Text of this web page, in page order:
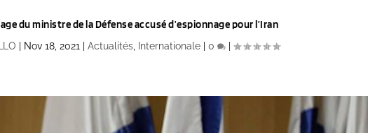
du ministre de la Défense accusé d’espionnage pour l’Iran
Nov 18, 2021 |Actualités Internationale |0 |